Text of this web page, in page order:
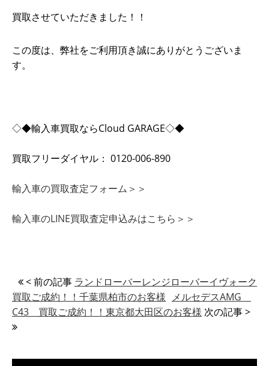
買取させていただきました！！
この度は、弊社をご利用頂き誠にありがとうございま
す。
◇◆輸入車買取ならCloud GARAGE◇◆
買取フリーダイヤル： 0120-006-890
輸入車の買取査定フォーム＞＞
輸入車のLINE買取査定申込みはこちら＞＞
< 前の記事 ランドローバーレンジローバーイヴォーク
買取ご成約！！千葉県柏市のお客様 メルセデスAMG
C43 買取ご成約！！東京都大田区のお客様 次の記事 >